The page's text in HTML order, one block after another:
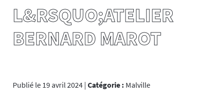
L&RSQUO;ATELIER
BERNARD MAROT
Publié le 19 avril 2024 |Catégorie : Malville